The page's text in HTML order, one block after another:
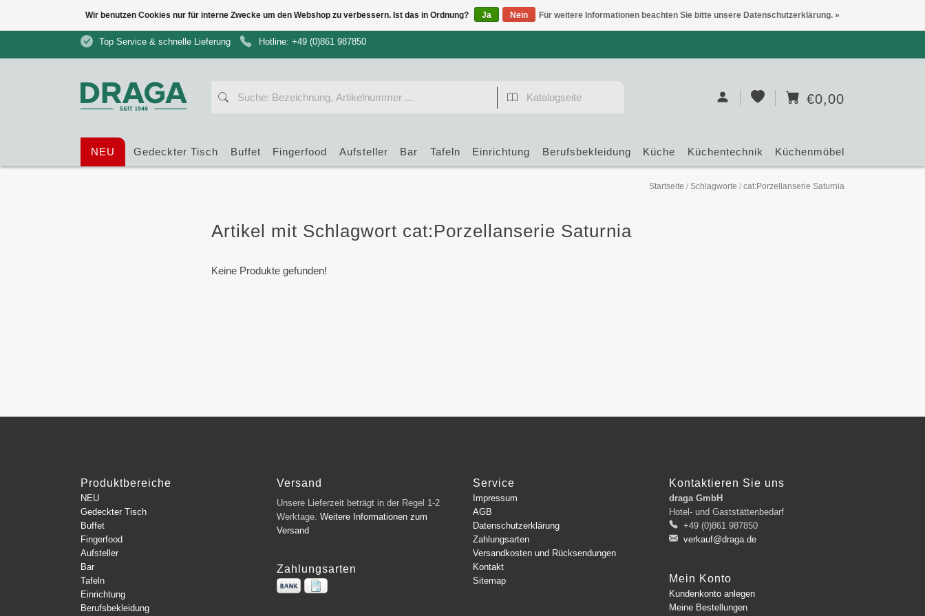
Top Service & schnelle Lieferung Hotline: +49 (0)861 987850
€0,00
NEU Gedeckter Tisch Buffet Fingerfood Aufsteller Bar Tafeln Einrichtung Berufsbekleidung Küche Küchentechnik Küchenmöbel
Startseite / Schlagworte / cat:Porzellanserie Saturnia
Artikel mit Schlagwort cat:Porzellanserie Saturnia
Keine Produkte gefunden!
Produktbereiche
NEU
Gedeckter Tisch
Buffet
Fingerfood
Aufsteller
Bar
Tafeln
Einrichtung
Berufsbekleidung
Versand
Unsere Lieferzeit beträgt in der Regel 1-2
Werktage. Weitere Informationen zum
Versand
Zahlungsarten
Service
Impressum
AGB
Datenschutzerklärung
Zahlungsarten
Versandkosten und Rücksendungen
Kontakt
Sitemap
Kontaktieren Sie uns
draga GmbH
Hotel- und Gaststättenbedarf
+49 (0)861 987850
verkauf@draga.de
Mein Konto
Kundenkonto anlegen
Meine Bestellungen
Wir benutzen Cookies nur für interne Zwecke um den Webshop zu verbessern. Ist das in Ordnung? Ja Nein Für weitere Informationen beachten Sie bitte unsere Datenschutzerklärung. »